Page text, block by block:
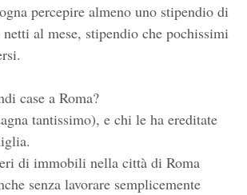
percepire almeno uno stipendio di
al mese, stipendio che pochissimi
case a Roma?
tantissimo), e chi le ha ereditate
di immobili nella città di Roma
senza lavorare semplicemente